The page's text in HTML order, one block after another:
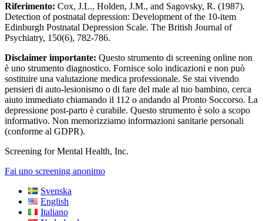
Riferimento: Cox, J.L., Holden, J.M., and Sagovsky, R. (1987).
Detection of postnatal depression: Development of the 10-item
Edinburgh Postnatal Depression Scale. The British Journal of
Psychiatry, 150(6), 782-786.
Disclaimer importante: Questo strumento di screening online non
è uno strumento diagnostico. Fornisce solo indicazioni e non può
sostituire una valutazione medica professionale. Se stai vivendo
pensieri di auto-lesionismo o di fare del male al tuo bambino, cerca
aiuto immediato chiamando il 112 o andando al Pronto Soccorso. La
depressione post-parto è curabile. Questo strumento è solo a scopo
informativo. Non memorizziamo informazioni sanitarie personali
(conforme al GDPR).
Screening for Mental Health, Inc.
Fai uno screening anonimo
Svenska
English
Italiano